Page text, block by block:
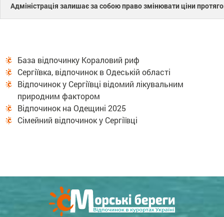
Адміністрація залишає за собою право змінювати ціни
База відпочинку Кораловий риф
Сергіївка, відпочинок в Одеській області
Відпочинок у Сергіївці відомий лікувальним
природним фактором
Відпочинок на Одещині 2025
Сімейний відпочинок у Сергіївці